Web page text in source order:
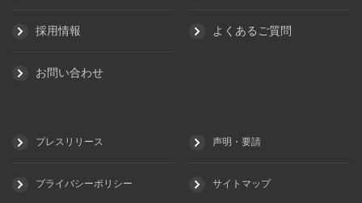
採用情報 よくあるご質問
お問い合わせ
プレスリリース 声明・要請
プライバシーポリシー サイトマップ